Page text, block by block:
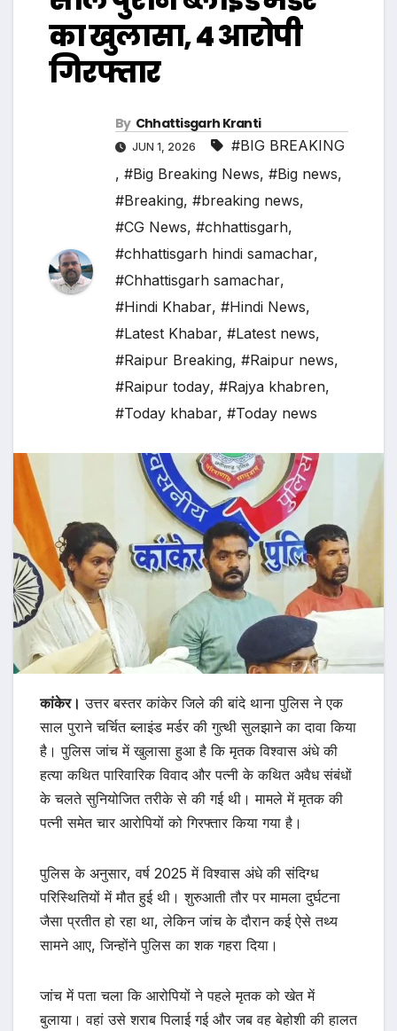
का खुलासा, 4 आरोपी
गिरफ्तार
By Chhattisgarh Kranti
JUN 1, 2026
#BIG BREAKING
, #Big Breaking News, #Big news,
#Breaking, #breaking news,
#CG News, #chhattisgarh,
#chhattisgarh hindi samachar,
#Chhattisgarh samachar,
#Hindi Khabar, #Hindi News,
#Latest Khabar, #Latest news,
#Raipur Breaking, #Raipur news,
#Raipur today, #Rajya khabren,
#Today khabar, #Today news
कांकेर। उत्तर बस्तर कांकेर जिले की बांदे थाना पुलिस ने एक
साल पुराने चर्चित ब्लाइंड मर्डर की गुत्थी सुलझाने का दावा किया
है। पुलिस जांच में खुलासा हुआ है कि मृतक विश्वास अंधे की
हत्या कथित पारिवारिक विवाद और पत्नी के कथित अवैध संबंधों
के चलते सुनियोजित तरीके से की गई थी। मामले में मृतक की
पत्नी समेत चार आरोपियों को गिरफ्तार किया गया है।
पुलिस के अनुसार, वर्ष 2025 में विश्वास अंधे की संदिग्ध
परिस्थितियों में मौत हुई थी। शुरुआती तौर पर मामला दुर्घटना
जैसा प्रतीत हो रहा था, लेकिन जांच के दौरान कई ऐसे तथ्य
सामने आए, जिन्होंने पुलिस का शक गहरा दिया।
जांच में पता चला कि आरोपियों ने पहले मृतक को खेत में
बुलाया। वहां उसे शराब पिलाई गई और जब वह बेहोशी की हालत